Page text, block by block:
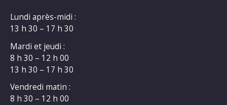
Lundi après-midi :
13 h 30 – 17 h 30
Mardi et jeudi :
8 h 30 – 12 h 00
13 h 30 – 17 h 30
Vendredi matin :
8 h 30 – 12 h 00